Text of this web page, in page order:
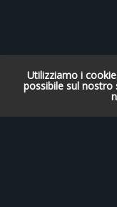
Utilizziamo i
possibile sul nostro